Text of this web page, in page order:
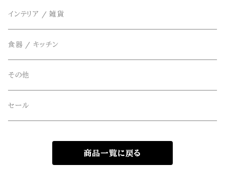
THE FLAVOR DESIGN(ザ フレーバーデザイン)
FOB FACTORY(エフオービーファクトリー)
Four Seasons Garage(FSG)
freewaters(フリーウォータース)
GLOMA NAUTICA(グローマノーティカ)
アクセサリー
インテリア / 雑貨
食器 / キッチン
その他
セール
商品一覧に戻る